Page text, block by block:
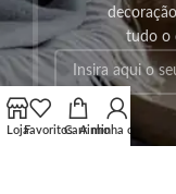
tudo o
LojaFavoritosCarrinho
A minha conta